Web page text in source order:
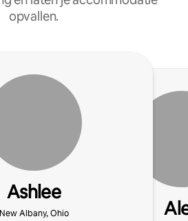
opvallen.
Ashlee
New Albany, Ohio